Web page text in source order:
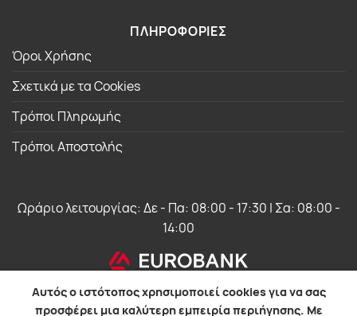
ΠΛΗΡΟΦΟΡΙΕΣ
Όροι Χρήσης
Σχετικά με τα Cookies
Τρόποι Πληρωμής
Τρόποι Αποστολής
Ωράριο λειτουργίας: Δε - Πα: 08:00 - 17:30 | Σα: 08:00 -
14:00
Αυτός ο ιστότοπος χρησιμοποιεί cookies για να σας
προσφέρει μια καλύτερη εμπειρία περιήγησης. Με